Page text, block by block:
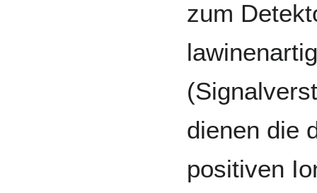
zum
dienen die
positiven